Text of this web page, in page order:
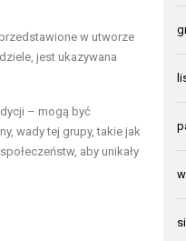
w utworze
jest ukazywana
– mogą być
wady tej grupy, takie jak
aby unikały